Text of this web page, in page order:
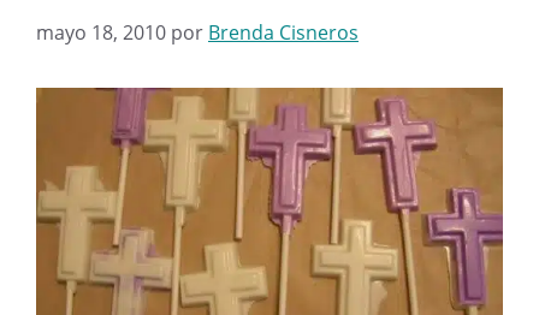
mayo 18, 2010 por Brenda Cisneros